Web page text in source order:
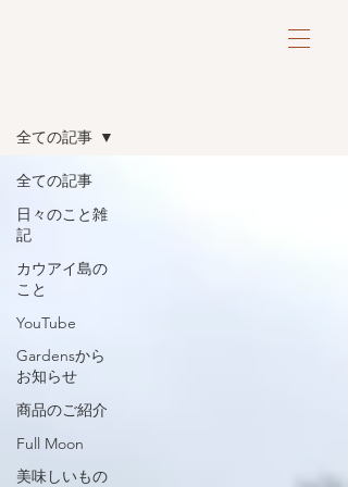
全ての記事
日々のこと雑
記
カウアイ島の
こと
YouTube
Gardensから
お知らせ
商品のご紹介
Full Moon
美味しいもの
全ての記事